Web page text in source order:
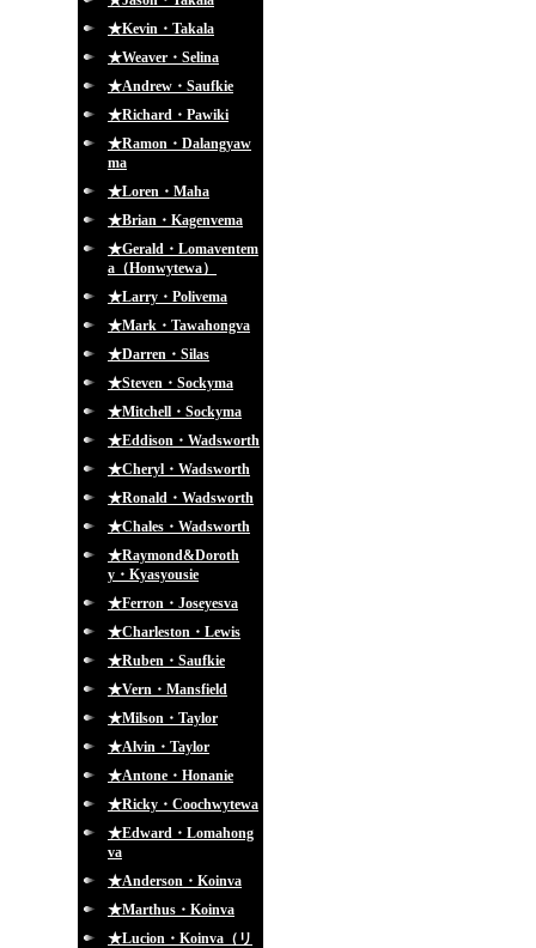
★Kevin・Takala
★Weaver・Selina
★Andrew・Saufkie
★Richard・Pawiki
★Ramon・Dalangyaw
ma
★Loren・Maha
★Brian・Kagenvema
★Gerald・Lomaventem
a（Honwytewa）
★Larry・Polivema
★Mark・Tawahongva
★Darren・Silas
★Steven・Sockyma
★Mitchell・Sockyma
★Eddison・Wadsworth
★Cheryl・Wadsworth
★Ronald・Wadsworth
★Chales・Wadsworth
★Raymond&Doroth
y・Kyasyousie
★Ferron・Joseyesva
★Charleston・Lewis
★Ruben・Saufkie
★Vern・Mansfield
★Milson・Taylor
★Alvin・Taylor
★Antone・Honanie
★Ricky・Coochwytewa
★Edward・Lomahong
va
★Anderson・Koinva
★Marthus・Koinva
★Lucion・Koinva（リ